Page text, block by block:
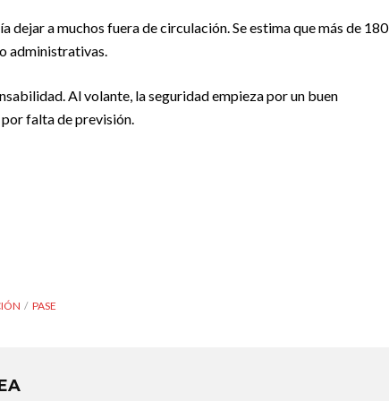
a muchos fuera de circulación. Se estima que más de 180
administrativas.
Al volante, la seguridad empieza por un buen
falta de previsión.
PASE